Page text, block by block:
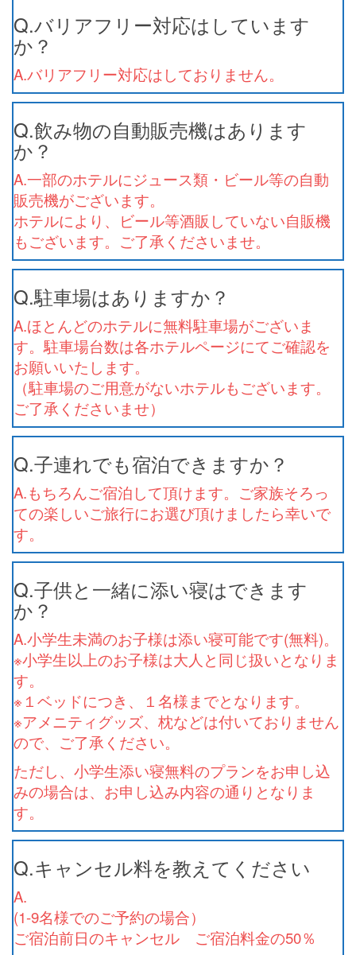
Q.バリアフリー対応はしています
か？
A.バリアフリー対応はしておりません。
Q.飲み物の自動販売機はあります
か？
A.一部のホテルにジュース類・ビール等の自動
販売機がございます。
ホテルにより、ビール等酒販していない自販機
もございます。ご了承くださいませ。
Q.駐車場はありますか？
A.ほとんどのホテルに無料駐車場がございま
す。駐車場台数は各ホテルページにてご確認を
お願いいたします。
（駐車場のご用意がないホテルもございます。
ご了承くださいませ）
Q.子連れでも宿泊できますか？
A.もちろんご宿泊して頂けます。ご家族そろっ
ての楽しいご旅行にお選び頂けましたら幸いで
す。
Q.子供と一緒に添い寝はできます
か？
A.小学生未満のお子様は添い寝可能です(無料)。
※小学生以上のお子様は大人と同じ扱いとなりま
す。
※１ベッドにつき、１名様までとなります。
※アメニティグッズ、枕などは付いておりません
ので、ご了承ください。
ただし、小学生添い寝無料のプランをお申し込
みの場合は、お申し込み内容の通りとなりま
す。
Q.キャンセル料を教えてください
A.
(1-9名様でのご予約の場合）
ご宿泊前日のキャンセル ご宿泊料金の50％